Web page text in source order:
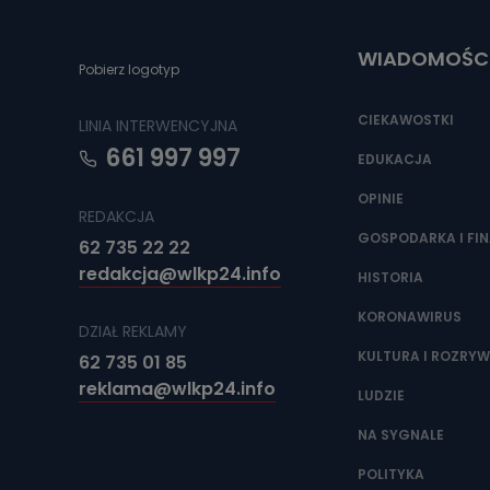
Jakie
Państwa (lub
źródeł
oraz partnerzy
Jak
Można to
Pobierz logotyp
LINIA INTERWENCYJNA
661 997 997
REDAKCJA
62 735 22 22
redakcja@wlkp24.info
DZIAŁ REKLAMY
62 735 01 85
reklama@wlkp24.info
CIEKAWOSTKI
EDUKACJA
OPINIE
GOSPODARKA I
HISTORIA
KORONAWIRUS
KULTURA I
LUDZIE
NA SYGNALE
POLITYKA